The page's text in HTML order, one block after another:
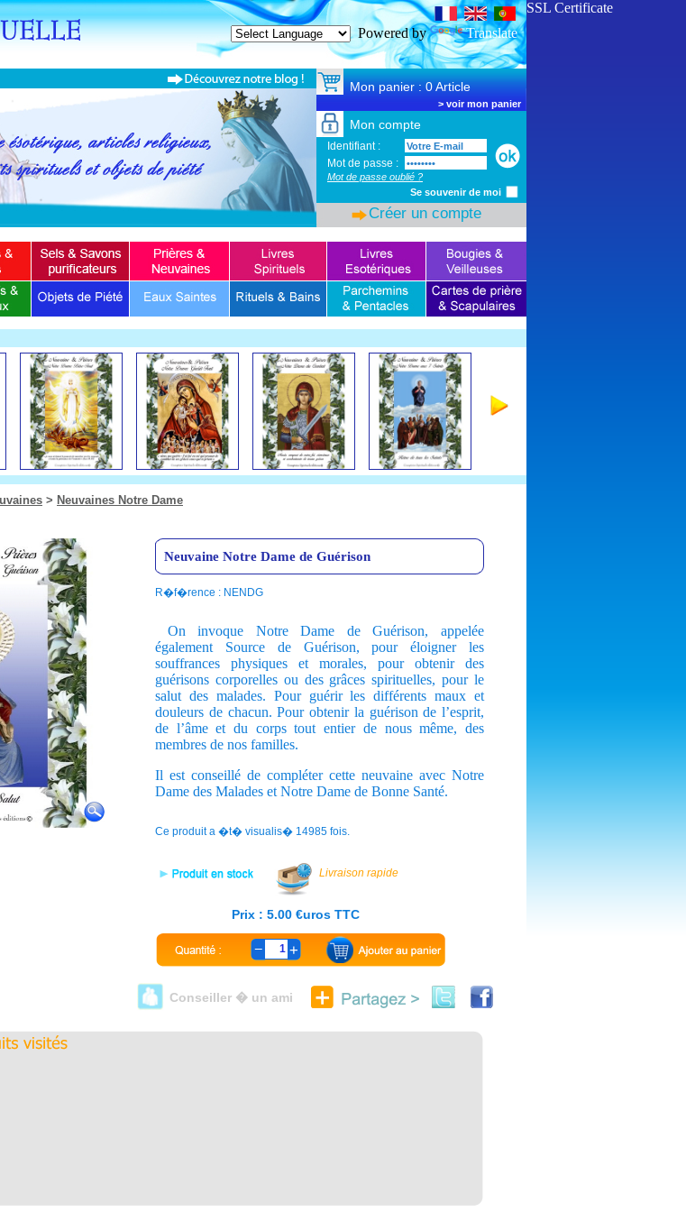
Powered by Translate
Mon panier : 0 Article
> voir mon panier
Mon compte
Identifiant :
Mot de passe :
Mot de passe oublié ?
Se souvenir de moi
Créer un compte
> Neuvaines Notre Dame
Neuvaine Notre Dame de Guérison
R�f�rence : NENDG
On invoque Notre Dame de Guérison, appelée
également Source de Guérison, pour éloigner les
souffrances physiques et morales, pour obtenir des
guérisons corporelles ou des grâces spirituelles, pour le
salut des malades. Pour guérir les différents maux et
douleurs de chacun. Pour obtenir la guérison de l’esprit,
de l’âme et du corps tout entier de nous même, des
membres de nos familles.
Il est conseillé de compléter cette neuvaine avec Notre
Dame des Malades et Notre Dame de Bonne Santé.
Ce produit a �t� visualis� 14985 fois.
Livraison rapide
Prix : 5.00 €uros TTC
1
Conseiller � un ami
SSL Certificate